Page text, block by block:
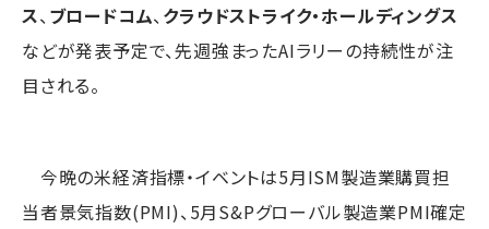
ス、 ブロードコム、 クラウドストライク・ホールディングス
などが発表予定で、先週強まったAIラリーの持続性が注
目される。
今晩の米経済指標・イベントは5月ISM製造業購買担
当者景気指数(PMI)、5月S&Pグローバル製造業PMI確定